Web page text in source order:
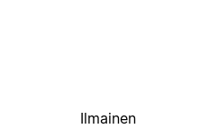
Ilmainen